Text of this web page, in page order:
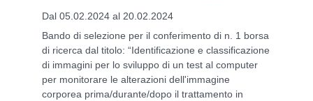
Dal 05.02.2024 al 20.02.2024
Bando di selezione per il conferimento di n. 1 borsa
di ricerca dal titolo: “Identificazione e classificazione
di immagini per lo sviluppo di un test al computer
per monitorare le alterazioni dell'immagine
corporea prima/durante/dopo il trattamento in